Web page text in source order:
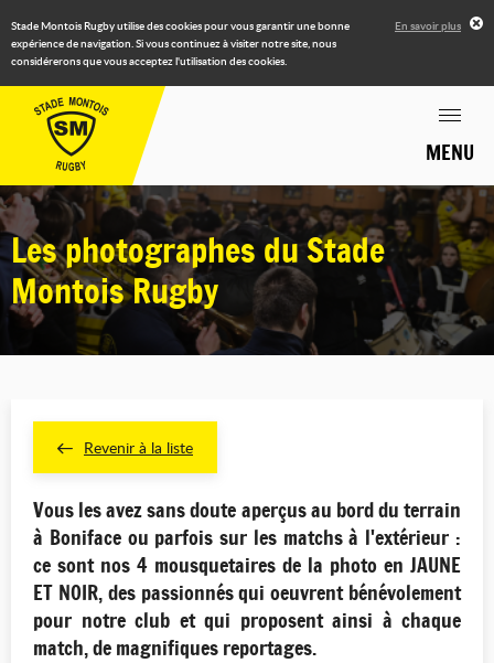
Stade Montois Rugby utilise des cookies pour vous garantir une bonne
expérience de navigation. Si vous continuez à visiter notre site, nous
considérerons que vous acceptez l'utilisation des cookies.
En savoir plus
MENU
Les photographes du Stade
Montois Rugby
Revenir à la liste
Vous les avez sans doute aperçus au bord du terrain
à Boniface ou parfois sur les matchs à l'extérieur :
ce sont nos 4 mousquetaires de la photo en JAUNE
ET NOIR, des passionnés qui oeuvrent bénévolement
pour notre club et qui proposent ainsi à chaque
match, de magnifiques reportages.